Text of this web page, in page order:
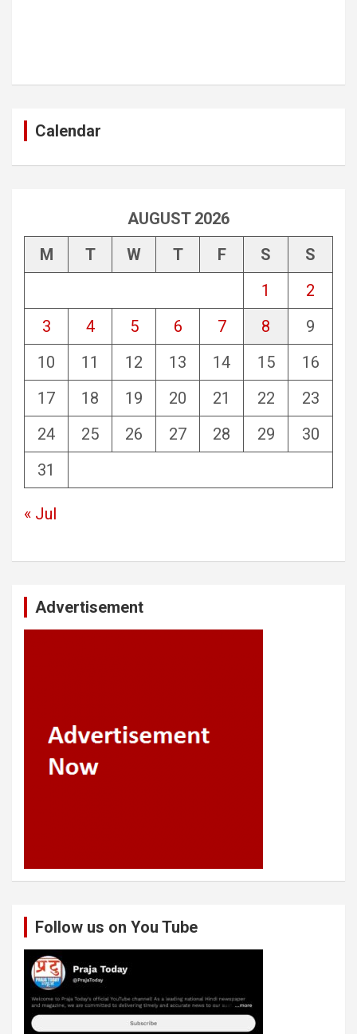
Calendar
AUGUST 2026
M
T W T F S
S
1
2
3
4 5 6 7 8
9
10
11 12 13 14 15
16
17
18 19 20 21 22
23
24
25 26 27 28 29
30
31
« Jul
Advertisement
Follow us on You Tube